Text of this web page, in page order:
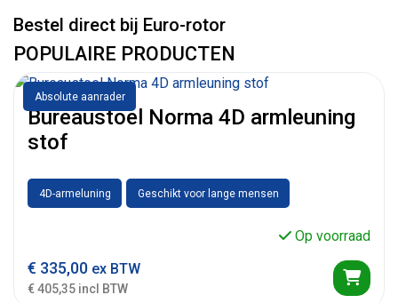
Bestel direct bij Euro-rotor
POPULAIRE PRODUCTEN
Absolute aanrader
Bureaustoel Norma 4D armleuning
stof
4D-armeluning Geschikt voor lange mensen
Op voorraad
€ 335,00 ex BTW
€ 405,35 incl BTW